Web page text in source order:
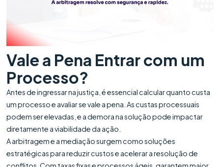
Vale a Pena Entrar com um
Processo?
Antes de ingressar na justiça, é essencial calcular quanto custa
um processo e avaliar se vale a pena. As custas processuais
podem ser elevadas, e a demora na solução pode impactar
diretamente a viabilidade da ação.
A arbitragem e a mediação surgem como soluções
estratégicas para reduzir custos e acelerar a resolução de